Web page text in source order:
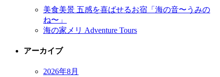
美食美景 五感を喜ばせるお宿「海の音〜うみの
ね〜」
海の家メリ Adventure Tours
アーカイブ
2026年8月